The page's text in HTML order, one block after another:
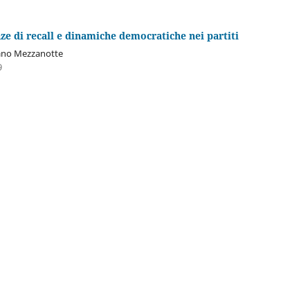
di recall e dinamiche democratiche nei partiti
Mezzanotte